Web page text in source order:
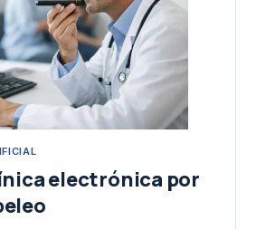
electrónica por